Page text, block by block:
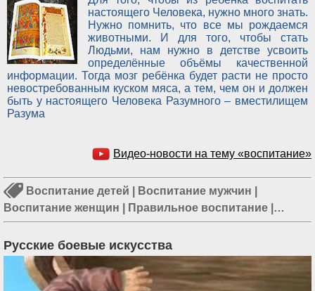
настоящего Человека, нужно много знать.
Нужно помнить, что все мы рождаемся
животными. И для того, чтобы стать
Людьми, нам нужно в детстве усвоить
определённые объёмы качественной
информации. Тогда мозг ребёнка будет расти не просто
невостребованным куском мяса, а тем, чем он и должен
быть у настоящего Человека Разумного – вместилищем
Разума
Видео-новости на тему «воспитание»
Воспитание детей Воспитание мужчин
Воспитание женщин
Правильное воспитание
Воспитание мальчиков|Правильное воспитание
детей
Русские боевые искусства